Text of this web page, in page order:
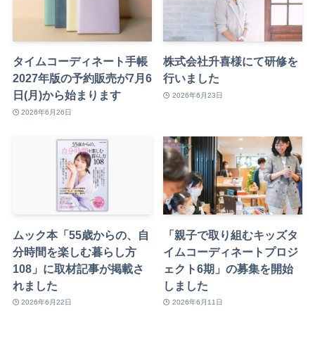
タイムコーディネート手帳
2027年版の予約販売が7月6
日(月)から始まります
2026年6月26日
株式会社升喜様にて研修を
行いました
2026年6月23日
ムック本「55歳からの、自
分時間を楽しむ暮らし方
108」に取材記事が掲載さ
れました
2026年6月22日
「親子で取り組むキッズタ
イムコーディネートプロジ
ェクト6期」の募集を開始
しました
2026年6月11日